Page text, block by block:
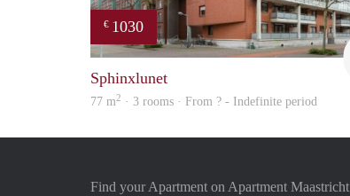
€ 1030
Sphinxlunet
77 m2 · 3 rooms · From ? - Indefinite period
Find your Apartment on Apartment Maastricht